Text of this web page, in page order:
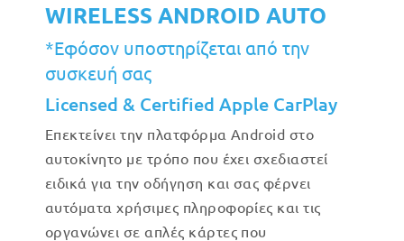
WIRELESS ANDROID AUTO
*Εφόσον υποστηρίζεται από την
συσκευή σας
Licensed & Certified Apple CarPlay
Επεκτείνει την πλατφόρμα Android στο
αυτοκίνητο με τρόπο που έχει σχεδιαστεί
ειδικά για την οδήγηση και σας φέρνει
αυτόματα χρήσιμες πληροφορίες και τις
οργανώνει σε απλές κάρτες που